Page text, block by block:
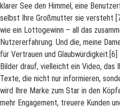
klarer See den Himmel, eine
selbst Ihre Großmutter sie versteht
wie ein Lottogewinn – all das
Nutzererfahrung. Und die, meine
für Vertrauen und
Bilder drauf, vielleicht ein Video, das
Texte, die nicht nur informieren,
wird Ihre Marke zum Star in den
mehr Engagement, treuere Kunden